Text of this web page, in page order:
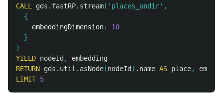
CALL gds.fastRP.stream( 'places_undir' ,
{
embeddingDimension:
10
}
)
YIELD nodeId ,
embedding
RETURN gds.util.asNode(nodeId ) .name AS place,
LIMIT 5